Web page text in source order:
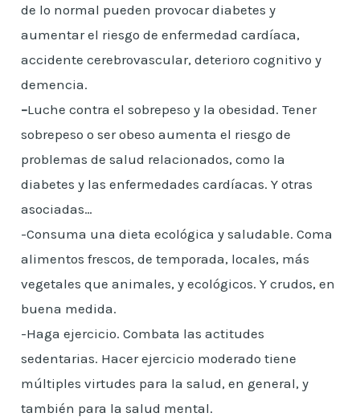
de lo normal pueden provocar diabetes y
aumentar el riesgo de enfermedad cardíaca,
accidente cerebrovascular, deterioro cognitivo y
demencia.
–Luche contra el sobrepeso y la obesidad. Tener
sobrepeso o ser obeso aumenta el riesgo de
problemas de salud relacionados, como la
diabetes y las enfermedades cardíacas. Y otras
asociadas…
-Consuma una dieta ecológica y saludable. Coma
alimentos frescos, de temporada, locales, más
vegetales que animales, y ecológicos. Y crudos, en
buena medida.
-Haga ejercicio. Combata las actitudes
sedentarias. Hacer ejercicio moderado tiene
múltiples virtudes para la salud, en general, y
también para la salud mental.